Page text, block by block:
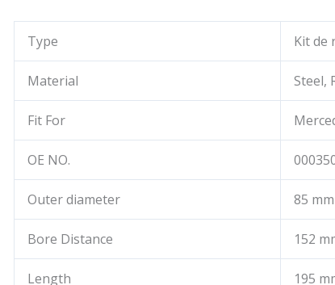
Type Kit de
Material Steel,
Fit For
OE NO.
Outer diameter 85 mm
Bore Distance 152
Length 195